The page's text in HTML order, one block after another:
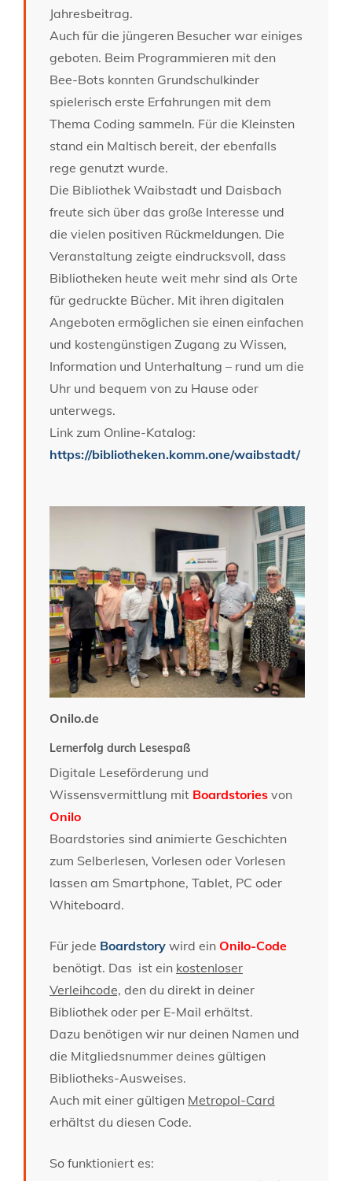
Jahresbeitrag.
Auch für die jüngeren Besucher war einiges
geboten. Beim Programmieren mit den
Bee-Bots konnten Grundschulkinder
spielerisch erste Erfahrungen mit dem
Thema Coding sammeln. Für die Kleinsten
stand ein Maltisch bereit, der ebenfalls
rege genutzt wurde.
Die Bibliothek Waibstadt und Daisbach
freute sich über das große Interesse und
die vielen positiven Rückmeldungen. Die
Veranstaltung zeigte eindrucksvoll, dass
Bibliotheken heute weit mehr sind als Orte
für gedruckte Bücher. Mit ihren digitalen
Angeboten ermöglichen sie einen einfachen
und kostengünstigen Zugang zu Wissen,
Information und Unterhaltung – rund um die
Uhr und bequem von zu Hause oder
unterwegs.
Link zum Online-Katalog:
https://bibliotheken.komm.one/waibstadt/
Onilo.de
Lernerfolg durch Lesespaß
Digitale Leseförderung und
Wissensvermittlung mit Boardstories von
Onilo
Boardstories sind animierte Geschichten
zum Selberlesen, Vorlesen oder Vorlesen
lassen am Smartphone, Tablet, PC oder
Whiteboard.
Für jede Boardstory wird ein Onilo-Code
benötigt. Das ist ein kostenloser
Verleihcode, den du direkt in deiner
Bibliothek oder per E-Mail erhältst.
Dazu benötigen wir nur deinen Namen und
die Mitgliedsnummer deines gültigen
Bibliotheks-Ausweises.
Auch mit einer gültigen Metropol-Card
erhältst du diesen Code.
So funktioniert es: